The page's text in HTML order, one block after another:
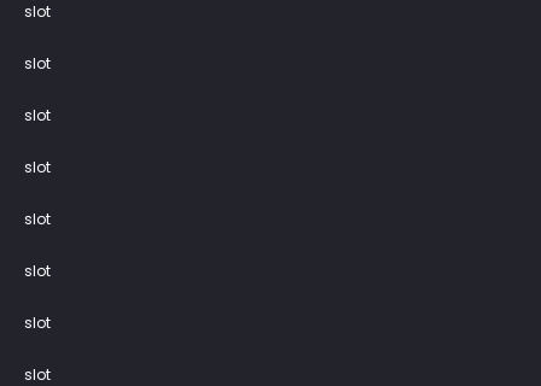
slot
slot
slot
slot
slot
slot
slot
slot